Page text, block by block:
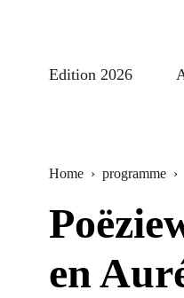
Edition 2026
Home › programme ›
en